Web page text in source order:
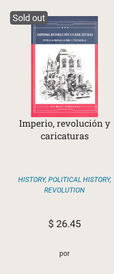
Sold out
Imperio, revolución y
caricaturas
HISTORY, POLITICAL HISTORY,
REVOLUTION
$ 26.45
por